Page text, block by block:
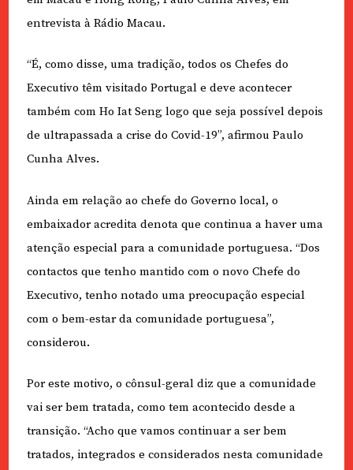
entrevista à Rádio Macau.
“É, como disse, uma tradição, todos os Chefes do
Executivo têm visitado Portugal e deve acontecer
também com Ho Iat Seng logo que seja possível depois
de ultrapassada a crise do Covid-19”, afirmou Paulo
Cunha Alves.
Ainda em relação ao chefe do Governo local, o
embaixador acredita denota que continua a haver uma
atenção especial para a comunidade portuguesa. “Dos
contactos que tenho mantido com o novo Chefe do
Executivo, tenho notado uma preocupação especial
com o bem-estar da comunidade portuguesa”,
considerou.
Por este motivo, o cônsul-geral diz que a comunidade
vai ser bem tratada, como tem acontecido desde a
transição. “Acho que vamos continuar a ser bem
tratados, integrados e considerados nesta comunidade